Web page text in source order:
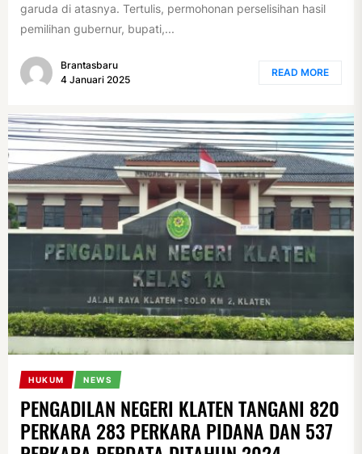
garuda di atasnya. Tertulis, permohonan perselisihan hasil
pemilihan gubernur, bupati,...
Brantasbaru
4 Januari 2025
READ MORE
HUKUM NEWS
PENGADILAN NEGERI KLATEN TANGANI 820
PERKARA 283 PERKARA PIDANA DAN 537